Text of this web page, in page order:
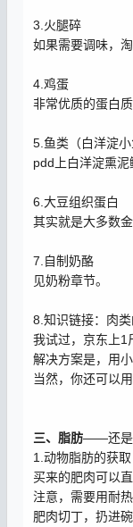
3.火腿碎
如果需要调味，
4.鸡蛋
非常优质的蛋白
5.鱼类（白洋淀小
pdd上白洋淀熏
6.大豆组织蛋白
其实就是大多数
7.自制奶酪
见奶粉章节。
8.知识链接：肉
我试过，京东上1
解决方案是，用
当然，你还可以
三、脂肪——还是
1.动物脂肪的获取
买来的肥肉可以
注意，需要用耐
肥肉切丁，扔进